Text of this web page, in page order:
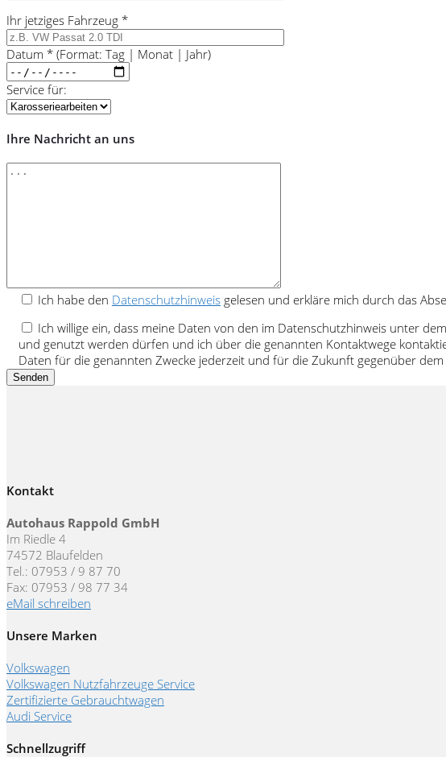
Ihr jetziges Fahrzeug *
Datum * (Format: Tag | Monat | Jahr)
Service für:
Ihre Nachricht an uns
Ich habe den Datenschutzhinweis gelesen und erkläre mich durch das
Ich willige ein, dass meine Daten von den im Datenschutzhinweis unter
und genutzt werden dürfen und ich über die genannten Kontaktwege
Daten für die genannten Zwecke jederzeit und für die Zukunft gegenüber
Kontakt
Autohaus Rappold GmbH
Im Riedle 4
74572 Blaufelden
Tel.: 07953 / 9 87 70
Fax: 07953 / 98 77 34
eMail schreiben
Unsere Marken
Volkswagen
Volkswagen Nutzfahrzeuge Service
Zertifizierte Gebrauchtwagen
Audi Service
Schnellzugriff